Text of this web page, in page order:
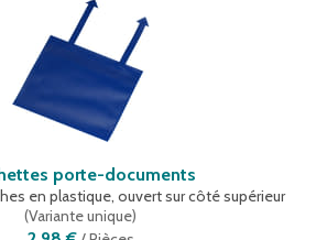
porte-documents
en plastique, ouvert sur côté supérieur
(Variante unique)